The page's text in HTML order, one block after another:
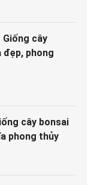
Giống cây
đẹp, phong
cây bonsai
phong thủy